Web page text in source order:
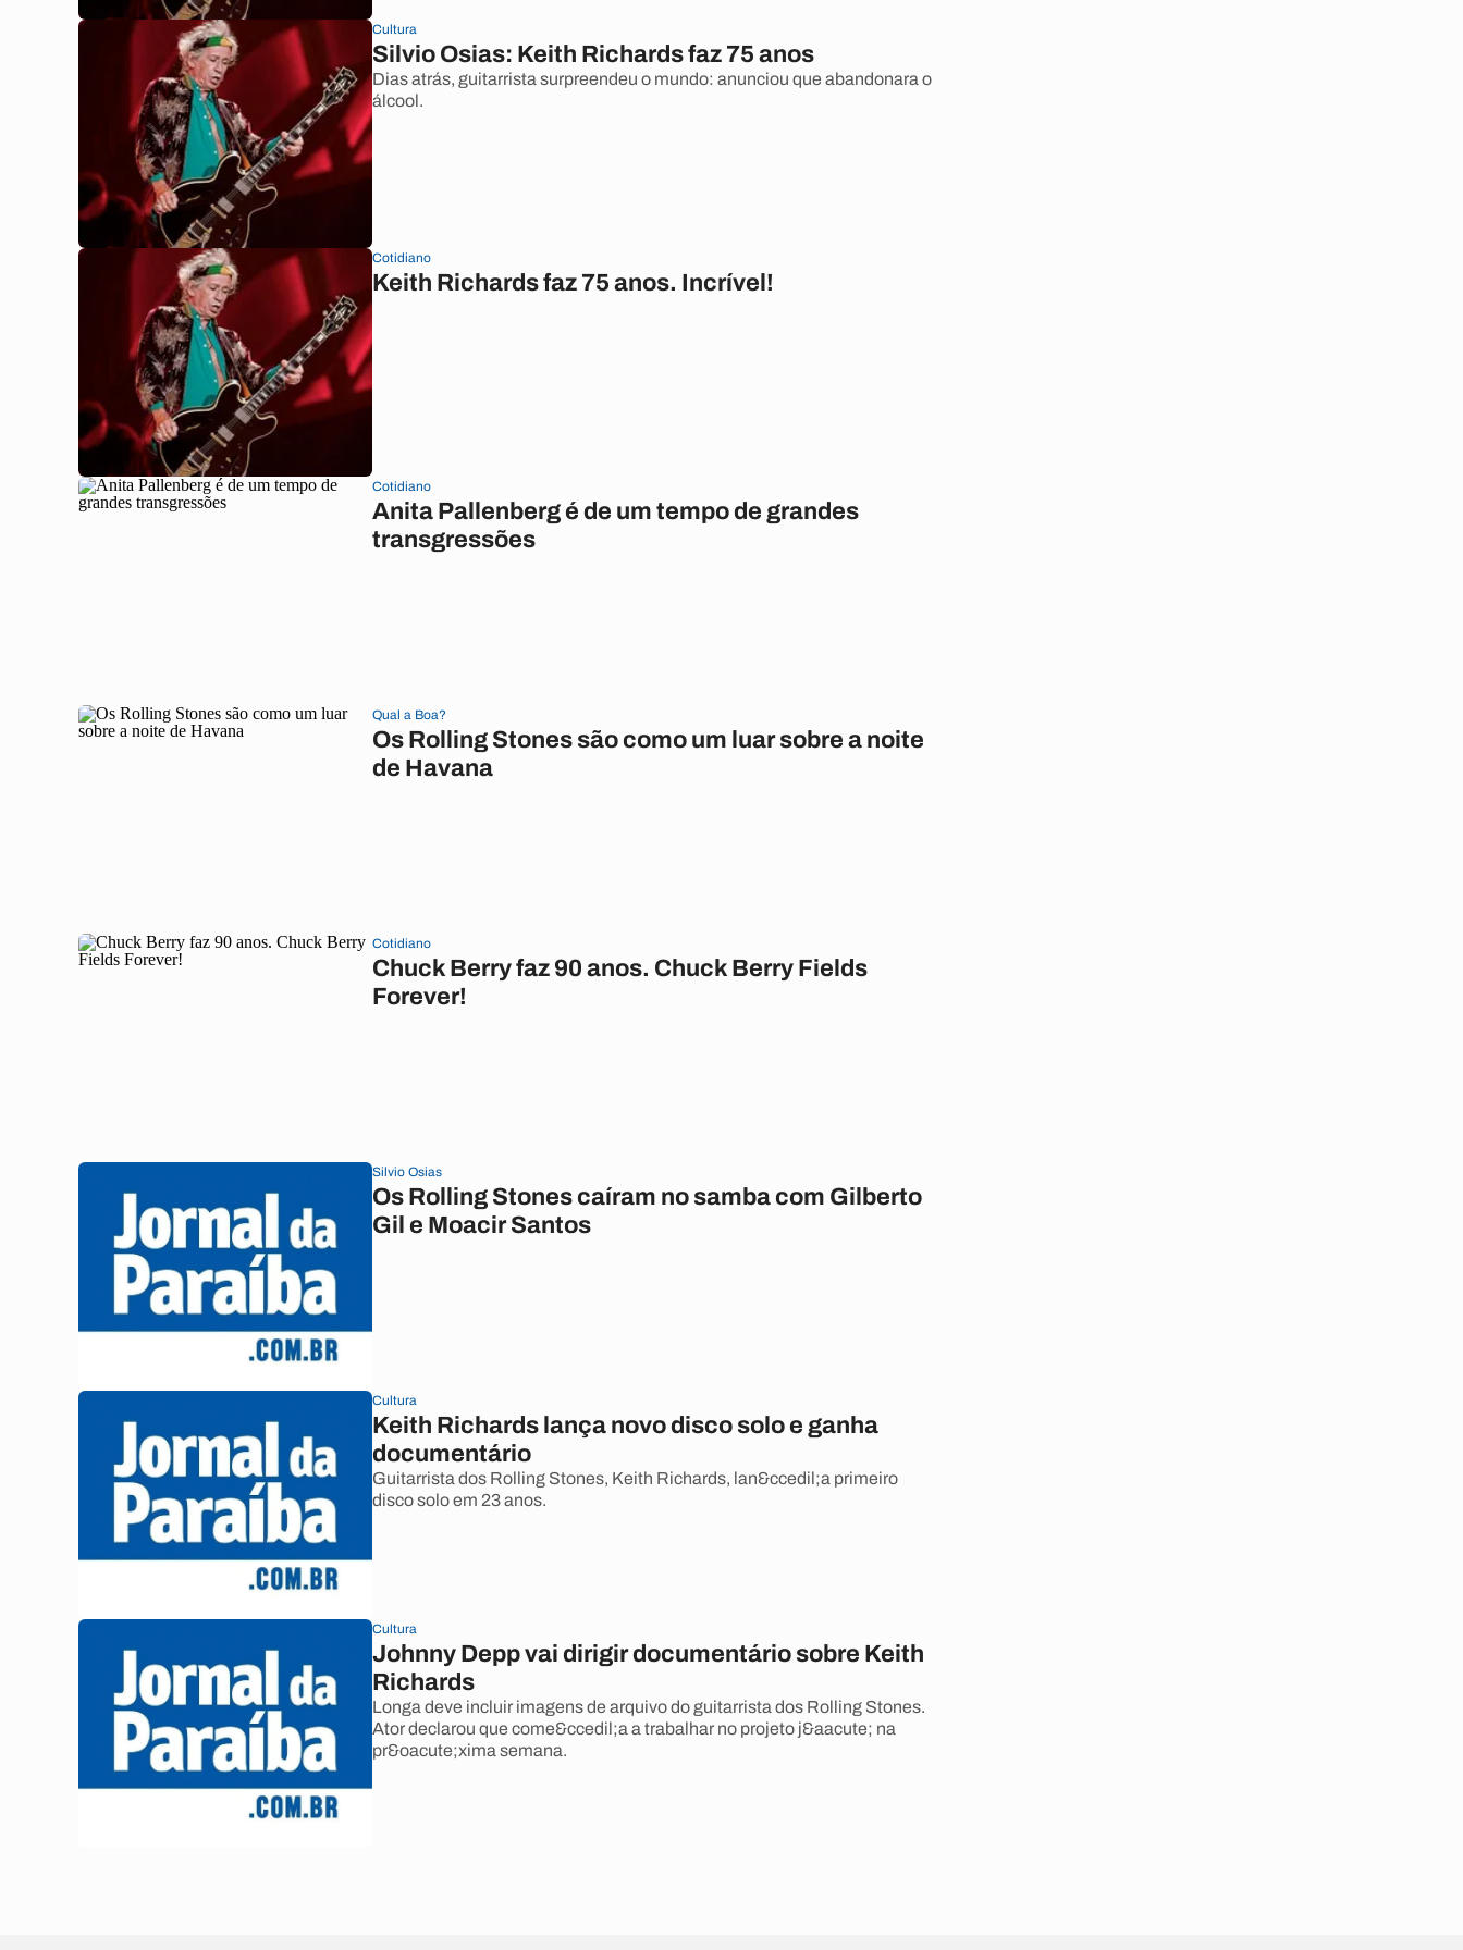
Cultura
Silvio Osias: Keith Richards faz 75 anos
Dias atrás, guitarrista surpreendeu o mundo: anunciou que abandonara o
álcool.
Cotidiano
Keith Richards faz 75 anos. Incrível!
Cotidiano
Anita Pallenberg é de um tempo de grandes
transgressões
Qual a Boa?
Os Rolling Stones são como um luar sobre a noite
de Havana
Cotidiano
Chuck Berry faz 90 anos. Chuck Berry Fields
Forever!
Silvio Osias
Os Rolling Stones caíram no samba com Gilberto
Gil e Moacir Santos
Cultura
Keith Richards lança novo disco solo e ganha
documentário
Guitarrista dos Rolling Stones, Keith Richards, lan&ccedil;a primeiro
disco solo em 23 anos.
Cultura
Johnny Depp vai dirigir documentário sobre Keith
Richards
Longa deve incluir imagens de arquivo do guitarrista dos Rolling Stones.
Ator declarou que come&ccedil;a a trabalhar no projeto j&aacute; na
pr&oacute;xima semana.